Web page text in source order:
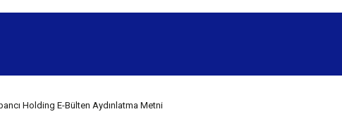
Holding E-Bülten Aydınlatma Metni